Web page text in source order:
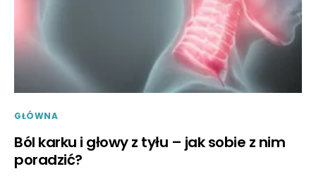
GŁÓWNA
Ból karku i głowy z tyłu – jak sobie z nim
poradzić?